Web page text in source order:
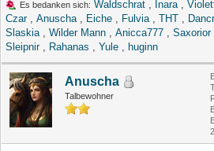
Es bedanken sich: Waldschrat , Inara,
Czar, Anuscha, Eiche , Fulvia, THT ,
Slaskia, Wilder Mann , Anicca777 , Saxorior
Sleipnir, Rahanas , Yule , huginn
Anuscha
Talbewohner